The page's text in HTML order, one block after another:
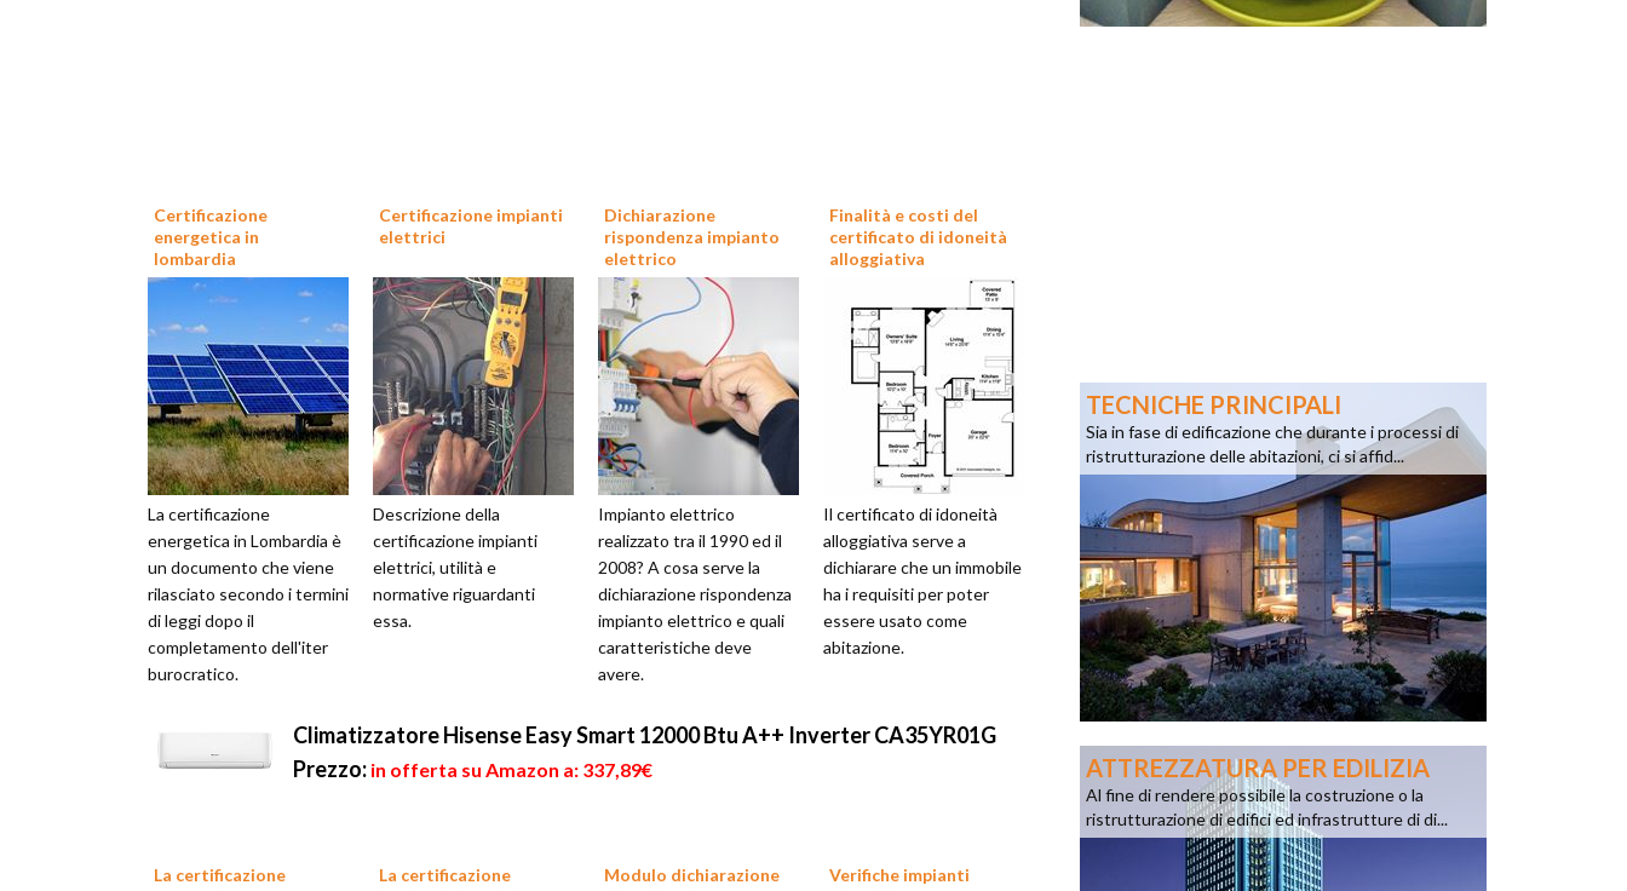
Certificazione
energetica in
lombardia
La certificazione
energetica in Lombardia è
un documento che viene
rilasciato secondo i termini
di leggi dopo il
completamento dell'iter
burocratico.
Certificazione impianti
elettrici
Descrizione della
certificazione impianti
elettrici, utilità e
normative riguardanti
essa.
Dichiarazione
rispondenza impianto
elettrico
Impianto elettrico
realizzato tra il 1990 ed il
2008? A cosa serve la
dichiarazione rispondenza
impianto elettrico e quali
caratteristiche deve
avere.
Finalità e costi del
certificato di idoneità
alloggiativa
Il certificato di idoneità
alloggiativa serve a
dichiarare che un immobile
ha i requisiti per poter
essere usato come
abitazione.
Climatizzatore Hisense Easy Smart 12000 Btu A++ Inverter CA35YR01G
Prezzo: in offerta su Amazon a: 337,89€
La certificazione
La certificazione
Modulo dichiarazione
Verifiche impianti
TECNICHE PRINCIPALI
Sia in fase di edificazione che durante i processi di
ristrutturazione delle abitazioni, ci si affid...
ATTREZZATURA PER EDILIZIA
Al fine di rendere possibile la costruzione o la
ristrutturazione di edifici ed infrastrutture di di...